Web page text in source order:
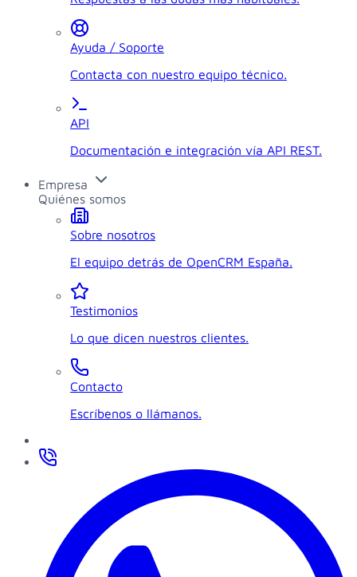
Ayuda / Soporte
Contacta con nuestro equipo técnico.
API
Documentación e integración vía API REST.
Empresa
Quiénes somos
Sobre nosotros
El equipo detrás de OpenCRM España.
Testimonios
Lo que dicen nuestros clientes.
Contacto
Escríbenos o llámanos.